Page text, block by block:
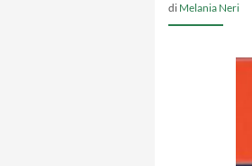
di Melania Neri